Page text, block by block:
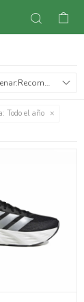
Recomendados
Todo el año